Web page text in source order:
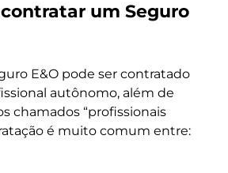
um Seguro
E&O pode ser contratado
autônomo, além de
chamados “profissionais
é muito comum entre: